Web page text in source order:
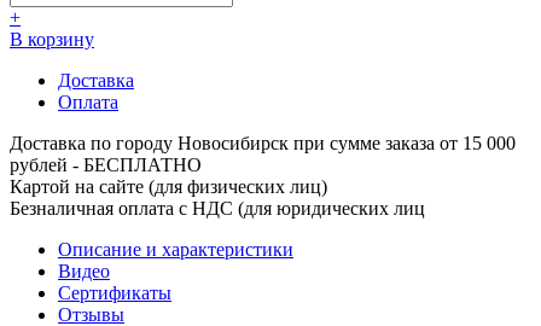
+
В корзину
Доставка
Оплата
Доставка по городу Новосибирск при сумме заказа от 15 000
рублей - БЕСПЛАТНО
Картой на сайте (для физических лиц)
Безналичная оплата с НДС (для юридических лиц
Описание и характеристики
Видео
Сертификаты
Отзывы